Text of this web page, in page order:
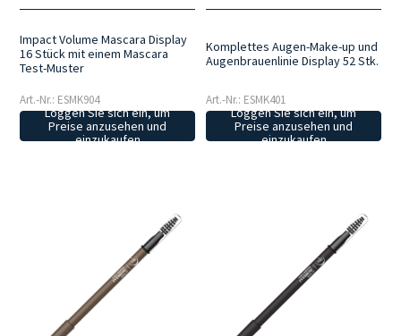
Impact Volume Mascara Display
16 Stück mit einem Mascara
Test-Muster
Art.-Nr.: ESMK904
Loggen Sie sich ein, um
Preise anzusehen und
einzukaufen
Komplettes Augen-Make-up und
Augenbrauenlinie Display 52 Stk.
Art.-Nr.: ESMK401
Loggen Sie sich ein, um
Preise anzusehen und
einzukaufen